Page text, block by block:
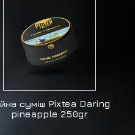
суміш Pixtea Daring
pineapple 250gr